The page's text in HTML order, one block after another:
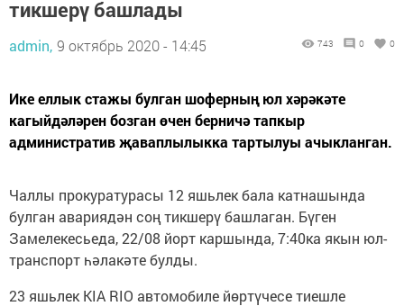
тикшерү башлады
admin, 9 октябрь 2020 - 14:45 743 0 0
Ике еллык стажы булган шоферның юл хәрәкәте
кагыйдәләрен бозган өчен берничә тапкыр
административ җаваплылыкка тартылуы ачыкланган.
Чаллы прокуратурасы 12 яшьлек бала катнашында
булган авариядән соң тикшерү башлаган. Бүген
Замелекесьеда, 22/08 йорт каршында, 7:40ка якын юл-
транспорт һәлакәте булды.
23 яшьлек KIA RIO автомобиле йөртүчесе тиешле